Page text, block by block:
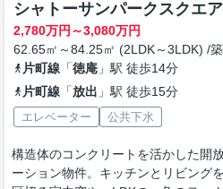
シャトーサンパークスクエア
2,780万円～3,080万円
62.65㎡～84.25㎡ (2LDK～3LDK) /
片町線「徳庵」駅 徒歩14分
片町線「放出 」駅 徒歩15分
エレベーター 公共下水
構造体のコンクリートを活かした開
ーション物件。キッチンとリビング